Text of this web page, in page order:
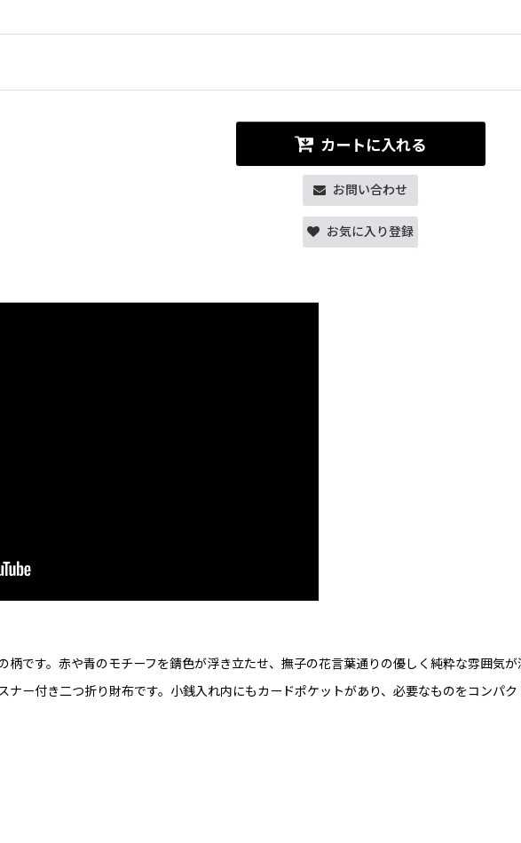
カートに入れる
お問い合わせ
お気に入り登録
です。赤や青のモチーフを錆色が浮き立たせ、撫子の花言葉通りの優しく純粋な雰囲気が
ナー付き二つ折り財布です。小銭入れ内にもカードポケットがあり、必要なものをコンパク